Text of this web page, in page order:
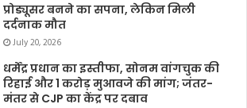
प्रोड्यूसर बनने का सपना, लेकिन मिली
दर्दनाक मौत
July 20, 2026
धर्मेंद्र प्रधान का इस्तीफा, सोनम वांगचुक की
रिहाई और 1 करोड़ मुआवजे की मांग; जंतर-
मंतर से CJP का केंद्र पर दबाव